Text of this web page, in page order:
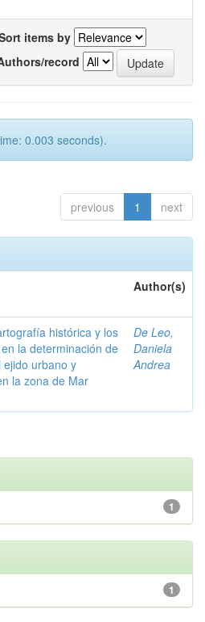
items by
record
0.003 seconds).
previous 1 next
Author(s)
histórica y los
la determinación de
ejido urbano y
la zona de Mar
De Leo,
Daniela
Andrea
1
1